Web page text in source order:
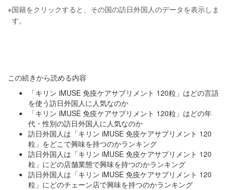
※国籍をクリックすると、その国の訪日外国人のデータを表示しま
す。
この続きから読める内容
「キリン iMUSE 免疫ケアサプリメント 120粒」はどの言語
を使う訪日外国人に人気なのか
「キリン iMUSE 免疫ケアサプリメント 120粒」はどの年
代・性別の訪日外国人に人気なのか
訪日外国人は「キリン iMUSE 免疫ケアサプリメント 120
粒」をどこで興味を持つのかランキング
訪日外国人は「キリン iMUSE 免疫ケアサプリメント 120
粒」にどの店舗業態で興味を持つのかランキング
訪日外国人は「キリン iMUSE 免疫ケアサプリメント 120
粒」にどのチェーン店で興味を持つのかランキング